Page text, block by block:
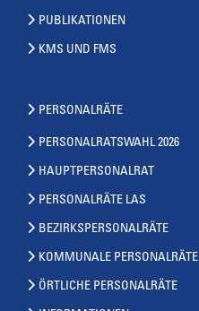
PUBLIKATIONEN
KMS UND FMS
PERSONALRÄTE
PERSONALRATSWAHL 2026
HAUPTPERSONALRAT
PERSONALRÄTE LAS
BEZIRKSPERSONALRÄTE
KOMMUNALE PERSONALRÄTE
ÖRTLICHE PERSONALRÄTE